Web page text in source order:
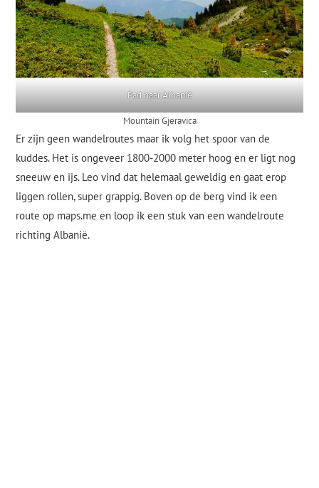
Pad naar Albanië
Mountain Gjeravica
Er zijn geen wandelroutes maar ik volg het spoor van de
kuddes. Het is ongeveer 1800-2000 meter hoog en er ligt nog
sneeuw en ijs. Leo vind dat helemaal geweldig en gaat erop
liggen rollen, super grappig. Boven op de berg vind ik een
route op maps.me en loop ik een stuk van een wandelroute
richting Albanië.